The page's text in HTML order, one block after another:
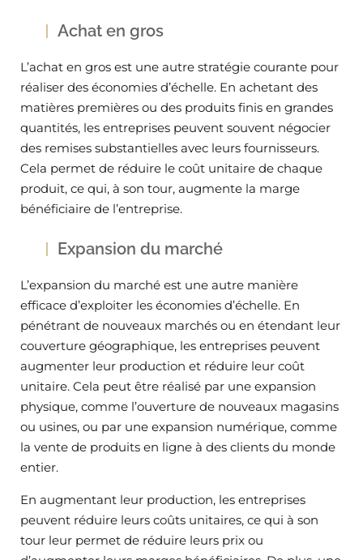
Achat en gros
L’achat en gros est une autre stratégie courante pour
réaliser des économies d’échelle. En achetant des
matières premières ou des produits finis en grandes
quantités, les entreprises peuvent souvent négocier
des remises substantielles avec leurs fournisseurs.
Cela permet de réduire le coût unitaire de chaque
produit, ce qui, à son tour, augmente la marge
bénéficiaire de l’entreprise.
Expansion du marché
L’expansion du marché est une autre manière
efficace d’exploiter les économies d’échelle. En
pénétrant de nouveaux marchés ou en étendant leur
couverture géographique, les entreprises peuvent
augmenter leur production et réduire leur coût
unitaire. Cela peut être réalisé par une expansion
physique, comme l’ouverture de nouveaux magasins
ou usines, ou par une expansion numérique, comme
la vente de produits en ligne à des clients du monde
entier.
En augmentant leur production, les entreprises
peuvent réduire leurs coûts unitaires, ce qui à son
tour leur permet de réduire leurs prix ou